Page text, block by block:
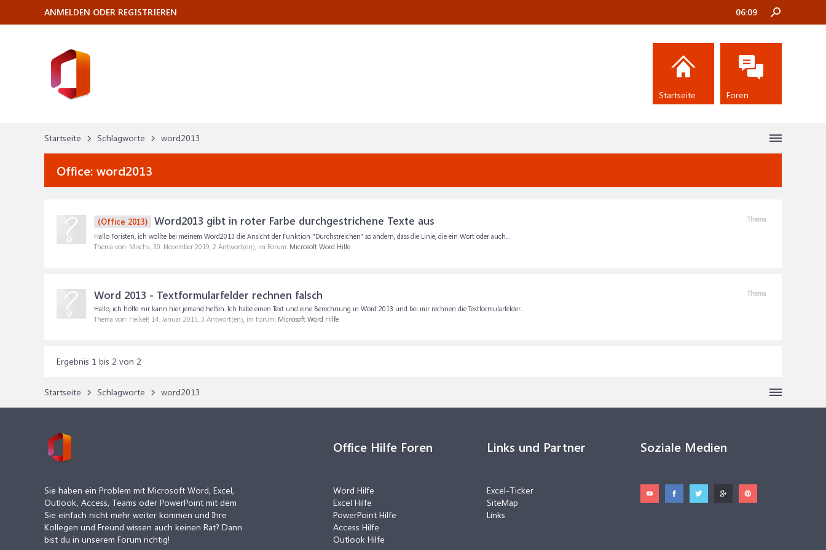
Startseite Schlagworte word2013
Office: word2013
Thema
(Office 2013) Word2013 gibt in roter Farbe durchgestrichene Texte aus
Hallo Foristen, ich wollte bei meinem Word2013 die Ansicht der Funktion "Durchstreichen" so ändern, dass die Linie, die ein Wort oder auch...
Thema von: Mischa, 30. November 2019, 2 Antwort(en), im Forum: Microsoft Word Hilfe
Thema
Word 2013 - Textformularfelder rechnen falsch
Hallo, ich hoffe mir kann hier jemand helfen. Ich habe einen Text und eine Berechnung in Word 2013 und bei mir rechnen die Textformularfelder...
Thema von: HeikeP, 14. Januar 2015, 3 Antwort(en), im Forum: Microsoft Word Hilfe
Ergebnis 1 bis 2 von 2
Startseite Schlagworte word2013
ANMELDEN ODER REGISTRIEREN 06:09
Startseite Foren
Sie haben ein Problem mit Microsoft Word, Excel,
Outlook, Access, Teams oder PowerPoint mit dem
Sie einfach nicht mehr weiter kommen und Ihre
Kollegen und Freund wissen auch keinen Rat? Dann
bist du in unserem Forum richtig!
Office Hilfe Foren
Word Hilfe
Excel Hilfe
PowerPoint Hilfe
Access Hilfe
Outlook Hilfe
Links und Partner
Excel-Ticker
SiteMap
Links
Soziale Medien